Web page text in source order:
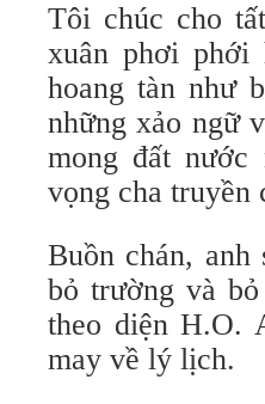
Tôi chúc cho
xuân phơi phới
hoang tàn như
những xảo ngữ
mong đất
vọng cha truyền
Buồn chán,
bỏ trường và
theo diện H.O.
may về lý lịch.